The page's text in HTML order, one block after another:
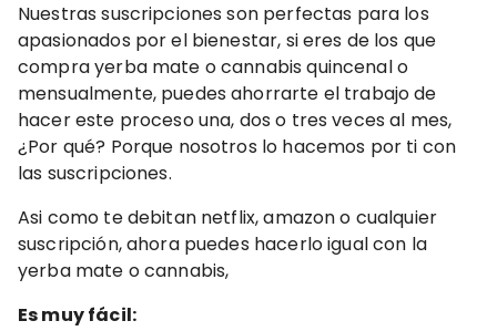
⁠Combate el
insomnio -
⁠Descanso&nbsp;natural
Nuestras suscripciones son perfectas para los
apasionados por el bienestar, si eres de los que
compra yerba mate o cannabis quincenal o
mensualmente, puedes ahorrarte el trabajo de
hacer este proceso una, dos o tres veces al mes,
¿Por qué? Porque nosotros lo hacemos por ti con
las suscripciones.
Asi como te debitan netflix, amazon o cualquier
suscripción, ahora puedes hacerlo igual con la
yerba mate o cannabis,
Es muy fácil: